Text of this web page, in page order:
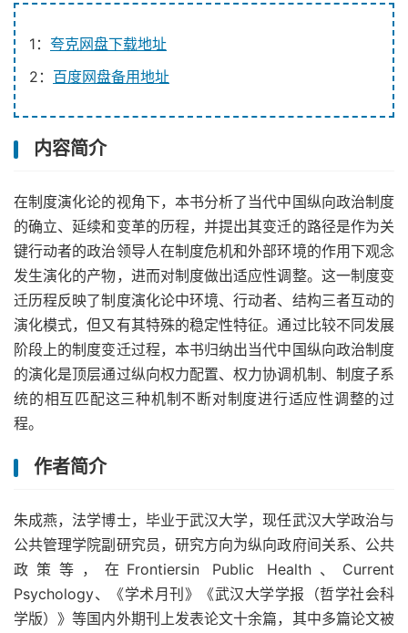
1： 夸克网盘下载地址
2： 百度网盘备用地址
内容简介
在制度演化论的视角下，本书分析了当代中国纵向政治制度
的确立、延续和变革的历程，并提出其变迁的路径是作为关
键行动者的政治领导人在制度危机和外部环境的作用下观念
发生演化的产物，进而对制度做出适应性调整。这一制度变
迁历程反映了制度演化论中环境、行动者、结构三者互动的
演化模式，但又有其特殊的稳定性特征。通过比较不同发展
阶段上的制度变迁过程，本书归纳出当代中国纵向政治制度
的演化是顶层通过纵向权力配置、权力协调机制、制度子系
统的相互匹配这三种机制不断对制度进行适应性调整的过
程。
作者简介
朱成燕，法学博士，毕业于武汉大学，现任武汉大学政治与
公共管理学院副研究员，研究方向为纵向政府间关系、公共
政策等，在Frontiersin Public Health、Current
Psychology、《学术月刊》《武汉大学学报（哲学社会科
学版）》等国内外期刊上发表论文十余篇，其中多篇论文被